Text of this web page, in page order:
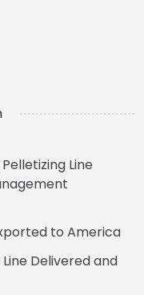
Line
to America
Delivered and